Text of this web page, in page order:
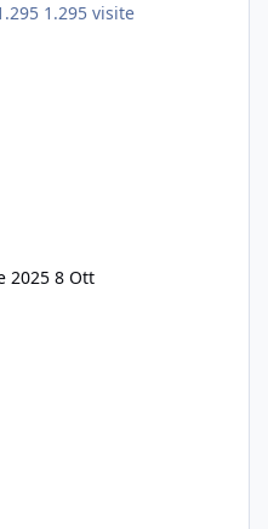
in una vasca con 200
1.295 visite
2025 8 Ott